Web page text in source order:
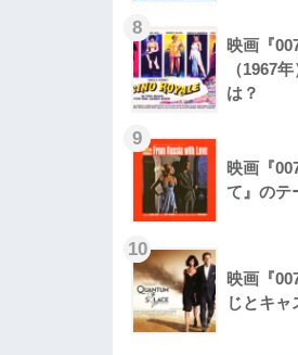
8
映画『
（1967
は？
9
映画『
て』のテ
10
映画『
じとキャ